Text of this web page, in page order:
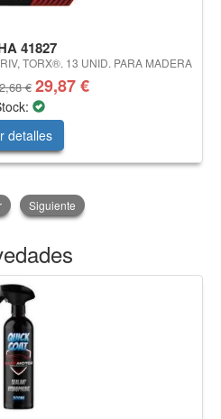
41827
TORX®. 13 UNID. PARA MADERA
€ 29,87 €
detalles
Siguiente